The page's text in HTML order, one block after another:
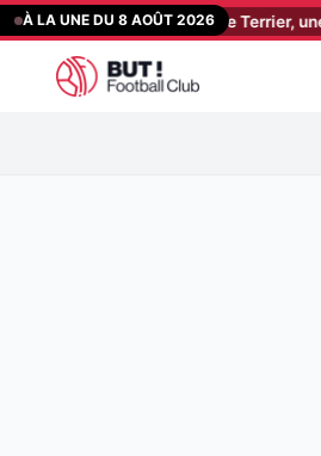
Aller
au
contenu
À LA UNE DU 8 AOÛT 2026
Mercato : en plus de Terrier, une autre